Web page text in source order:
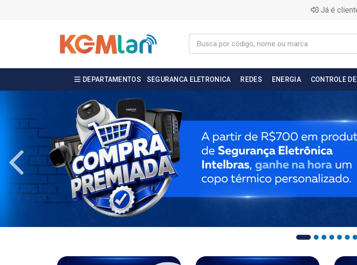
Já é
DEPARTAMENTOS SEGURANCA ELETRONICA REDES ENERGIA CONTROLE